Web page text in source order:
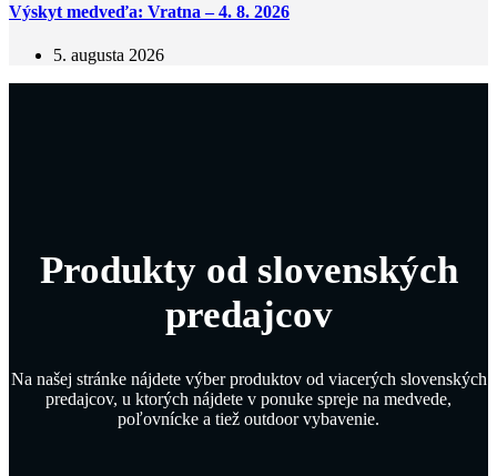
Výskyt medveďa: Vratna – 4. 8. 2026
5. augusta 2026
Produkty od slovenských
predajcov
Na našej stránke nájdete výber produktov od viacerých slovenských
predajcov, u ktorých nájdete v ponuke spreje na medvede,
poľovnícke a tiež outdoor vybavenie.